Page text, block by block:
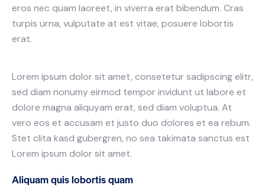
eros nec quam laoreet, in viverra erat bibendum. Cras
turpis urna, vulputate at est vitae, posuere lobortis
erat.
Lorem ipsum dolor sit amet, consetetur sadipscing elitr,
sed diam nonumy eirmod tempor invidunt ut labore et
dolore magna aliquyam erat, sed diam voluptua. At
vero eos et accusam et justo duo dolores et ea rebum.
Stet clita kasd gubergren, no sea takimata sanctus est
Lorem ipsum dolor sit amet.
Aliquam quis lobortis quam